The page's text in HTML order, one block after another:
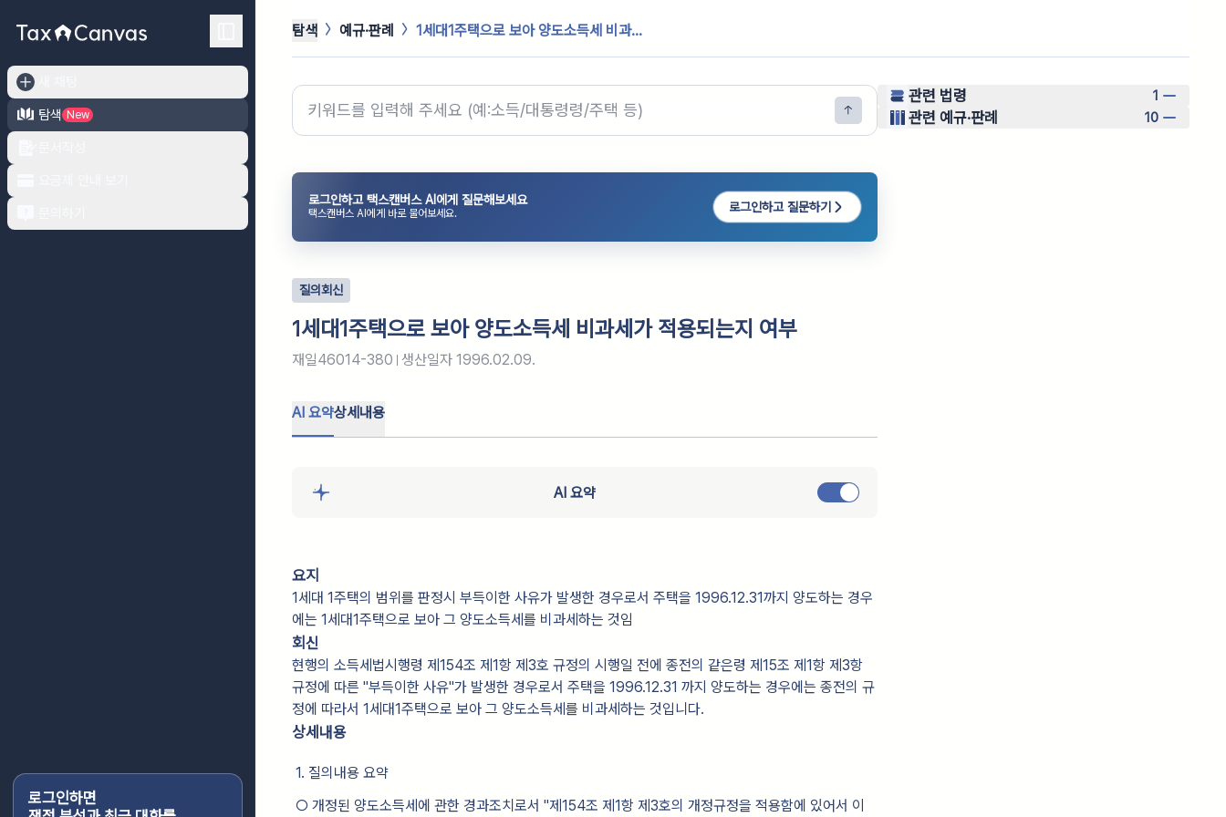
탐색
New
로그인하면
탐색 예규·판례 1세대1주택으로 보아 양도소득세 비과...
로그인하고 택스캔버스 AI에게 질문해보세요
택스캔버스 AI에게 바로 물어보세요. 로그인하고 질문하기
질의회신
1세대1주택으로 보아 양도소득세 비과세가 적용되는지 여부
재일46014-380 생산일자 1996.02.09.
AI 요약상세내용
AI 요약
요지
1세대 1주택의 범위를 판정시 부득이한 사유가 발생한 경우로서 주택을 1996.12.31까지 양도하는 경우
에는 1세대1주택으로 보아 그 양도소득세를 비과세하는 것임
회신
현행의 소득세법시행령 제154조 제1항 제3호 규정의 시행일 전에 종전의 같은령 제15조 제1항 제3항
규정에 따른 "부득이한 사유"가 발생한 경우로서 주택을 1996.12.31 까지 양도하는 경우에는 종전의 규
정에 따라서 1세대1주택으로 보아 그 양도소득세를 비과세하는 것입니다.
상세내용
1. 질의내용 요약
○ 개정된 양도소득세에 관한 경과조치로서 "제154조 제1항 제3호의 개정규정을 적용함에 있어서 이
관련 법령 1
관련 예규·판례 10